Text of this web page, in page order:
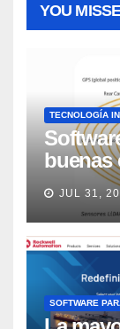
YOU
TECNOLOGÍA
buenas
los
Market
JUL 31,
SOFTWARE